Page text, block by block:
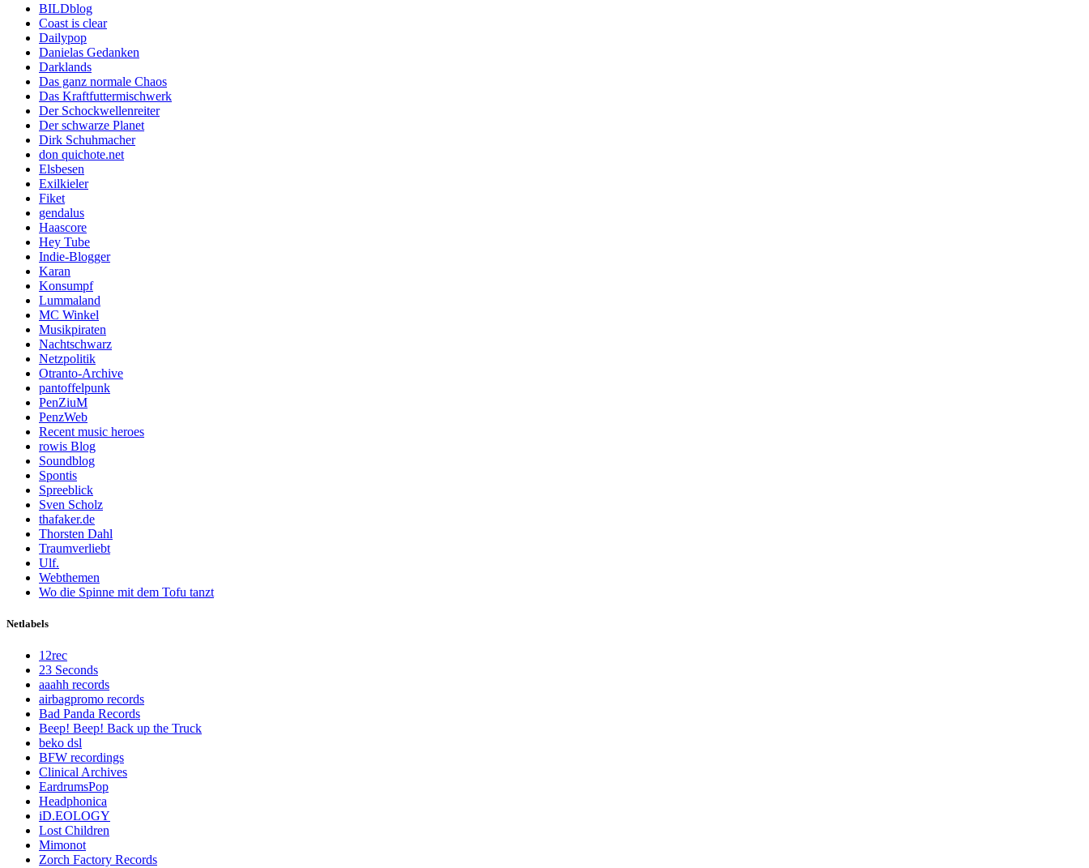
BILDblog
Coast is clear
Dailypop
Danielas Gedanken
Darklands
Das ganz normale Chaos
Das Kraftfuttermischwerk
Der Schockwellenreiter
Der schwarze Planet
Dirk Schuhmacher
don quichote.net
Elsbesen
Exilkieler
Fiket
gendalus
Haascore
Hey Tube
Indie-Blogger
Karan
Konsumpf
Lummaland
MC Winkel
Musikpiraten
Nachtschwarz
Netzpolitik
Otranto-Archive
pantoffelpunk
PenZiuM
PenzWeb
Recent music heroes
rowis Blog
Soundblog
Spontis
Spreeblick
Sven Scholz
thafaker.de
Thorsten Dahl
Traumverliebt
Ulf.
Webthemen
Wo die Spinne mit dem Tofu tanzt
Netlabels
12rec
23 Seconds
aaahh records
airbagpromo records
Bad Panda Records
Beep! Beep! Back up the Truck
beko dsl
BFW recordings
Clinical Archives
EardrumsPop
Headphonica
iD.EOLOGY
Lost Children
Mimonot
Zorch Factory Records